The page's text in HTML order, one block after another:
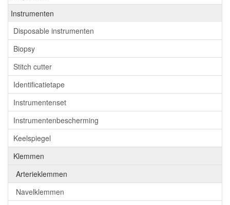
Instrumenten
Disposable instrumenten
Biopsy
Stitch cutter
Identificatietape
Instrumentenset
Instrumentenbescherming
Keelspiegel
Klemmen
Arterieklemmen
Navelklemmen